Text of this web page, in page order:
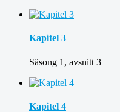
Kapitel 3
Säsong 1, avsnitt 3
Kapitel 4